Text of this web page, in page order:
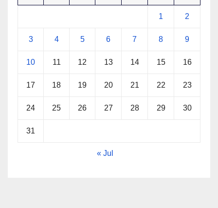
1 2
3 4 5 6 7 8 9
10 11 12 13 14 15 16
17 18 19 20 21 22 23
24 25 26 27 28 29 30
31
« Jul